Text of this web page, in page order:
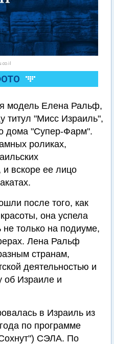
модель Елена Ральф,
титул "Мисс Израиль",
дома "Супер-Фарм".
роликах,
и вскоре ее лицо
после того, как
она успела
не только на подиуме,
Лена Ральф
странам,
деятельностью и
об Израиле и
в Израиль из
по программе
СЭЛА. По